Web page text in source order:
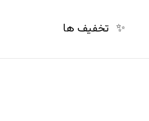
✨ تخفیف ها